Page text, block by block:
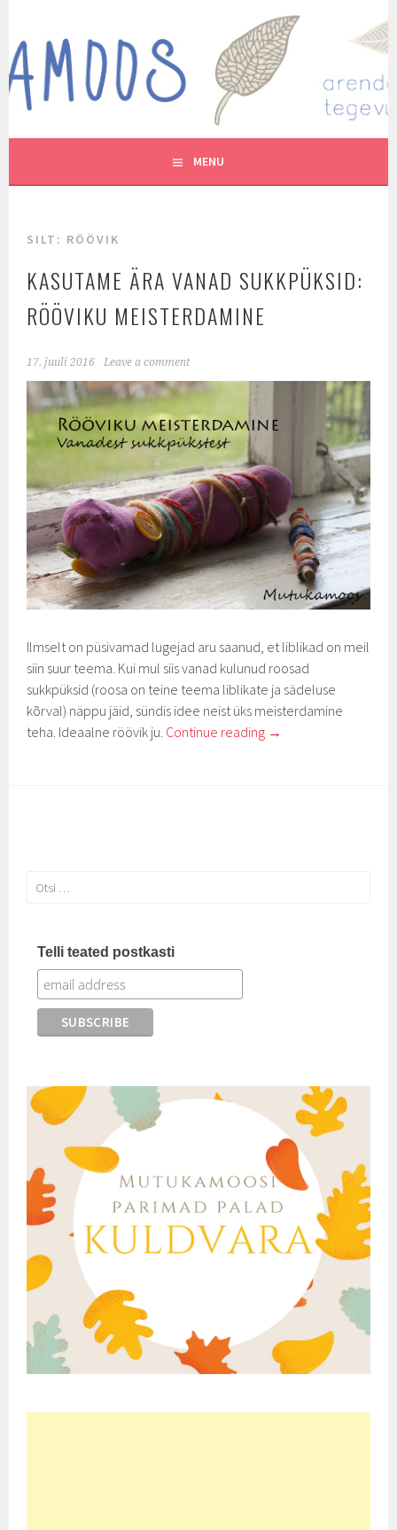
content
MUTUKAMOOS
ARENDAVAID TEGEVUSI LASTEGA
MENU
SILT: RÖÖVIK
KASUTAME ÄRA VANAD SUKKPÜKSID:
RÖÖVIKU MEISTERDAMINE
17. juuli 2016 Leave a comment
Ilmselt on püsivamad lugejad aru saanud, et liblikad on meil
siin suur teema. Kui mul siis vanad kulunud roosad
sukkpüksid (roosa on teine teema liblikate ja sädeluse
kõrval) näppu jäid, sündis idee neist üks meisterdamine
teha. Ideaalne röövik ju. Continue reading →
Otsi:
Telli teated postkasti